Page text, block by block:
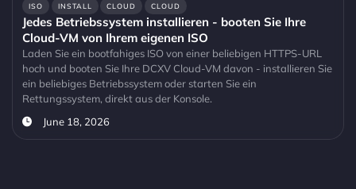
ISO INSTALL CLOUD CLOUD
Jedes Betriebssystem installieren - booten Sie Ihre
Cloud-VM von Ihrem eigenen ISO
Laden Sie ein bootfahiges ISO von einer beliebigen HTTPS-URL
hoch und booten Sie Ihre DCXV Cloud-VM davon - installieren Sie
ein beliebiges Betriebssystem oder starten Sie ein
Rettungssystem, direkt aus der Konsole.
June 18, 2026